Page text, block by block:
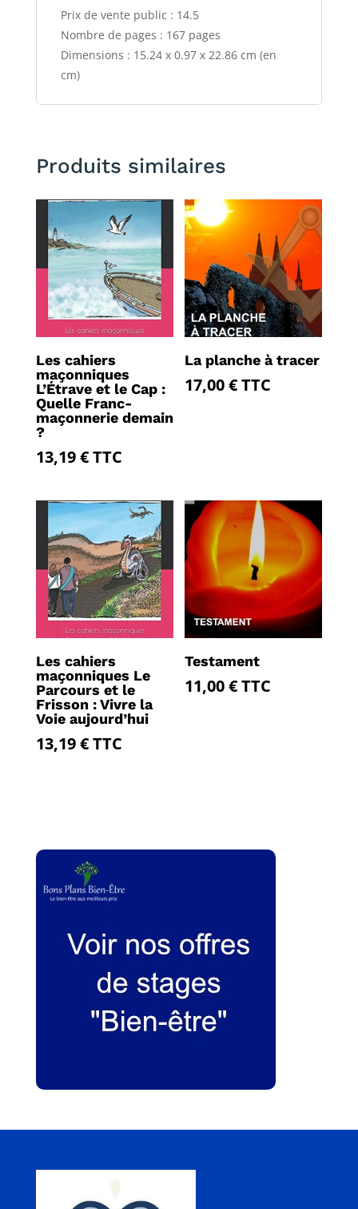
Prix de vente public : 14.5
Nombre de pages : 167 pages
Dimensions : 15.24 x 0.97 x 22.86 cm (en
cm)
Produits similaires
Les cahiers
maçonniques
L’Étrave et le Cap :
Quelle Franc-
maçonnerie demain
?
13,19€TTC
La planche à tracer
17,00€TTC
Les cahiers
maçonniques Le
Parcours et le
Frisson : Vivre la
Voie aujourd’hui
13,19€TTC
Testament
11,00€TTC